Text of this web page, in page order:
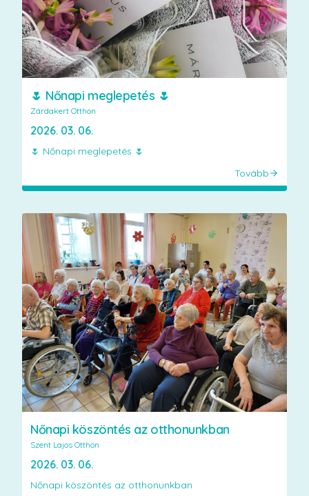
🌷 Nőnapi meglepetés 🌷
Zárdakert Otthon
2026. 03. 06.
🌷 Nőnapi meglepetés 🌷
Tovább
Nőnapi köszöntés az otthonunkban
Szent Lajos Otthon
2026. 03. 06.
Nőnapi köszöntés az otthonunkban